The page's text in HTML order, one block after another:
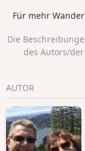
Planeten
bis zum Neptun
können Sie
Litten, dessen
des Dorfes
Libellules
Artenvielfalt
Für mehr
Die
des Autors/
AUTOR